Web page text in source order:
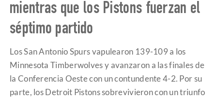
mientras que los Pistons fuerzan el
séptimo partido
Los San Antonio Spurs vapulearon 139-109 a los
Minnesota Timberwolves y avanzaron a las finales de
la Conferencia Oeste con un contundente 4-2. Por su
parte, los Detroit Pistons sobrevivieron con un triunfo